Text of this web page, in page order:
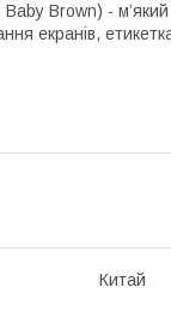
Brown) -
екранів,
Китай